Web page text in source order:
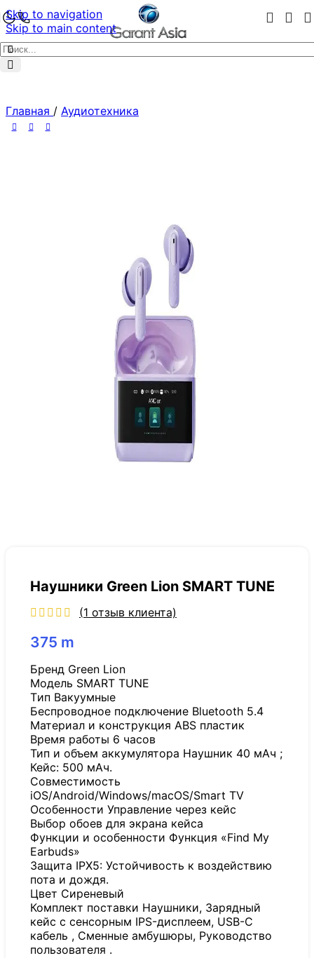
Skip to navigation
Skip to main content
Главная / Аудиотехника
Наушники Green Lion SMART TUNE
(1 отзыв клиента)
375 m
Бренд Green Lion
Модель SMART TUNE
Tип Вакуумные
Беспроводное подключение Bluetooth 5.4
Материал и конструкция ABS пластик
Время работы 6 часов
Тип и объем аккумулятора Наушник 40 мАч ;
Кейс: 500 мАч.
Совместимость
iOS/Android/Windows/macOS/Smart TV
Особенности Управление через кейс
Выбор обоев для экрана кейса
Функции и особенности Функция «Find My
Earbuds»
Защита IPX5: Устойчивость к воздействию
пота и дождя.
Цвет Сиреневый
Комплект поставки Наушники, Зарядный
кейс с сенсорным IPS-дисплеем, USB-C
кабель , Сменные амбушюры, Руководство
пользователя .